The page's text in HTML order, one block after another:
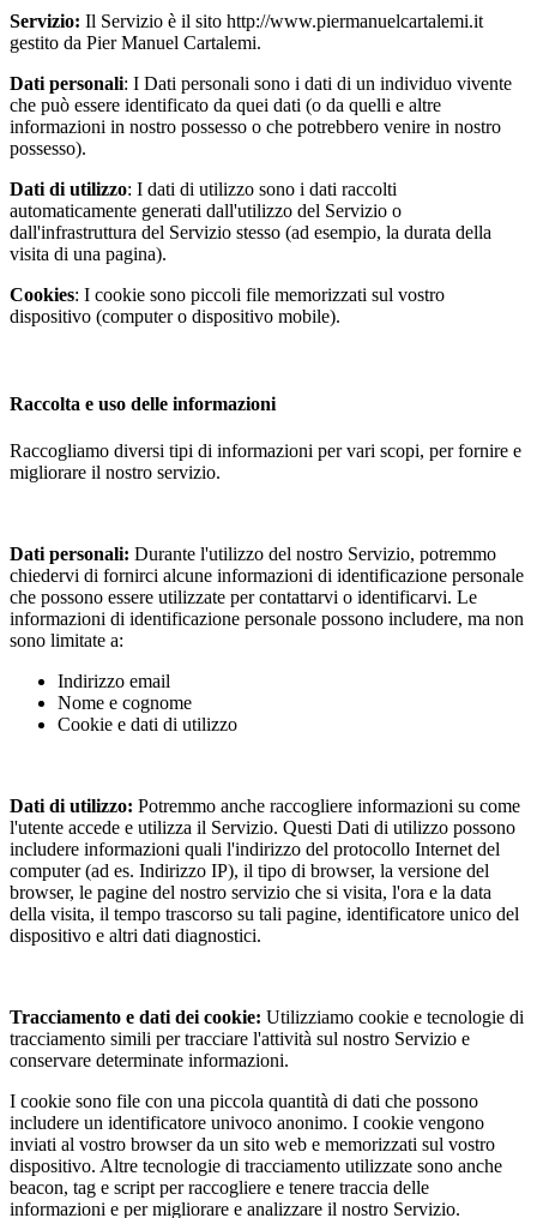
Servizio: Il Servizio è il sito http://www.piermanuelcartalemi.it
gestito da Pier Manuel Cartalemi.
Dati personali: I Dati personali sono i dati di un individuo vivente
che può essere identificato da quei dati (o da quelli e altre
informazioni in nostro possesso o che potrebbero venire in nostro
possesso).
Dati di utilizzo: I dati di utilizzo sono i dati raccolti
automaticamente generati dall'utilizzo del Servizio o
dall'infrastruttura del Servizio stesso (ad esempio, la durata della
visita di una pagina).
Cookies: I cookie sono piccoli file memorizzati sul vostro
dispositivo (computer o dispositivo mobile).
Raccolta e uso delle informazioni
Raccogliamo diversi tipi di informazioni per vari scopi, per fornire e
migliorare il nostro servizio.
Dati personali: Durante l'utilizzo del nostro Servizio, potremmo
chiedervi di fornirci alcune informazioni di identificazione personale
che possono essere utilizzate per contattarvi o identificarvi. Le
informazioni di identificazione personale possono includere, ma non
sono limitate a:
Indirizzo email
Nome e cognome
Cookie e dati di utilizzo
Dati di utilizzo: Potremmo anche raccogliere informazioni su come
l'utente accede e utilizza il Servizio. Questi Dati di utilizzo possono
includere informazioni quali l'indirizzo del protocollo Internet del
computer (ad es. Indirizzo IP), il tipo di browser, la versione del
browser, le pagine del nostro servizio che si visita, l'ora e la data
della visita, il tempo trascorso su tali pagine, identificatore unico del
dispositivo e altri dati diagnostici.
Tracciamento e dati dei cookie: Utilizziamo cookie e tecnologie di
tracciamento simili per tracciare l'attività sul nostro Servizio e
conservare determinate informazioni.
I cookie sono file con una piccola quantità di dati che possono
includere un identificatore univoco anonimo. I cookie vengono
inviati al vostro browser da un sito web e memorizzati sul vostro
dispositivo. Altre tecnologie di tracciamento utilizzate sono anche
beacon, tag e script per raccogliere e tenere traccia delle
informazioni e per migliorare e analizzare il nostro Servizio.